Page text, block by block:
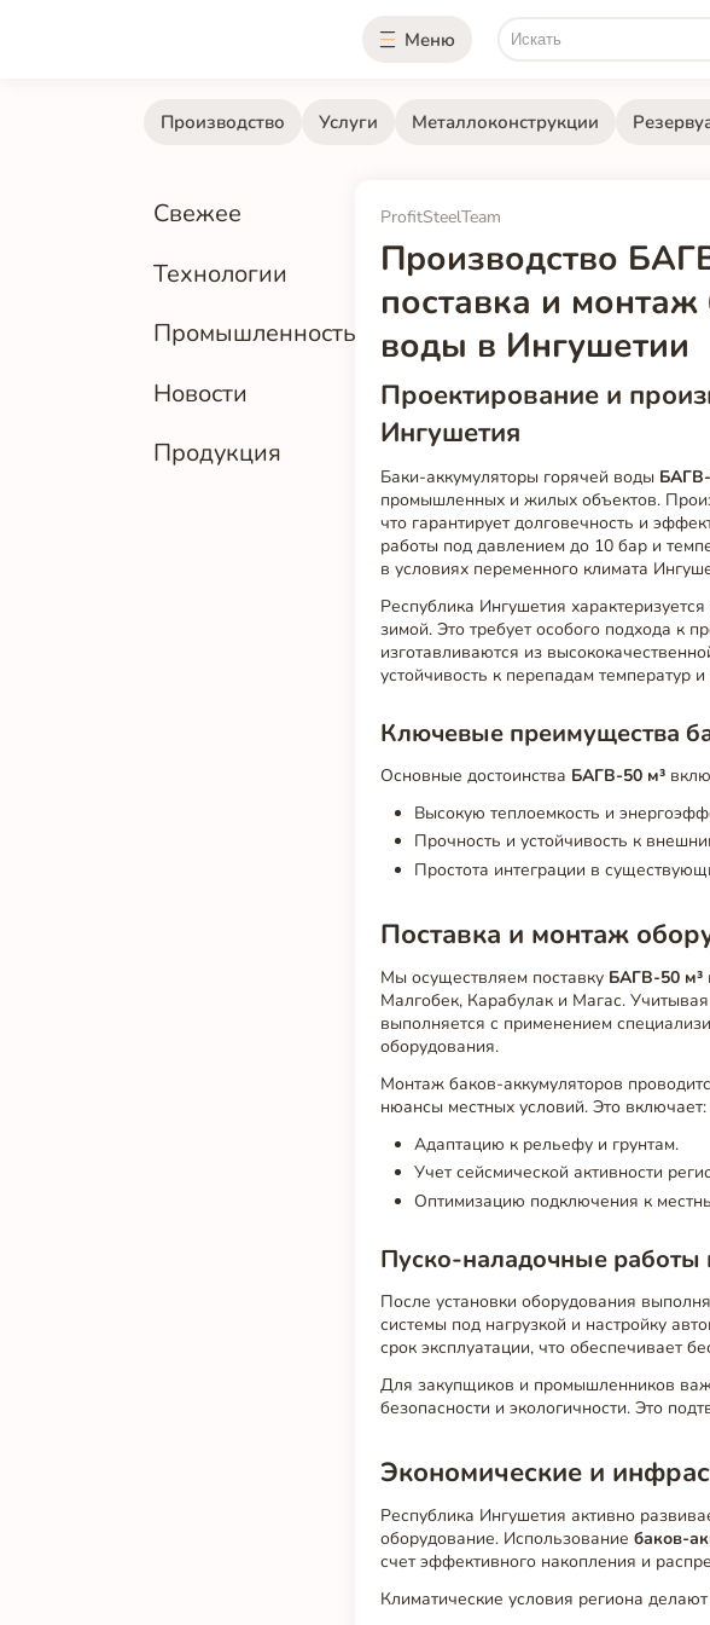
Меню
Производство Услуги Металлоконструкции
Свежее
Технологии
Промышленность
Новости
Продукция
ProfitSteelTeam
Производство
поставка и
воды в Ингушетии
Проектирование и
Ингушетия
Баки-аккумуляторы горячей воды
промышленных и жилых объектов.
что гарантирует долговечность и
работы под давлением до 10 бар и
в условиях переменного климата
Республика Ингушетия
зимой. Это требует особого подхода к
изготавливаются из
устойчивость к перепадам температур
Ключевые преимущества
Основные достоинства БАГВ-50 м³
Высокую теплоемкость и
Прочность и устойчивость к
Простота интеграции в
Поставка и монтаж
Мы осуществляем поставку БАГВ-50 м³
Малгобек, Карабулак и Магас.
выполняется с применением
оборудования.
Монтаж баков-аккумуляторов
нюансы местных условий. Это включает:
Адаптацию к рельефу и грунтам.
Учет сейсмической активности
Оптимизацию подключения к
Пуско-наладочные работы
После установки оборудования
системы под нагрузкой и настройку
срок эксплуатации, что обеспечивает
Для закупщиков и промышленников
безопасности и экологичности. Это
Экономические и
Республика Ингушетия активно
оборудование. Использованиебаков-
счет эффективного накопления и
Климатические условия региона делают